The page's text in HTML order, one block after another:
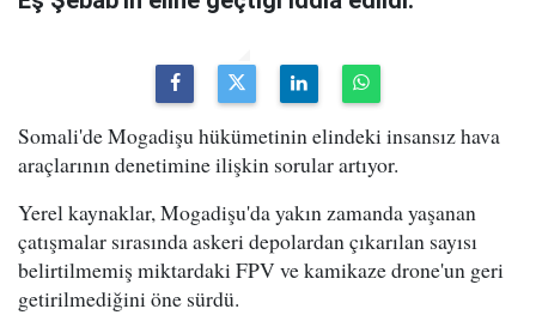
Somali'de Mogadişu hükümetinin elindeki insansız hava
araçlarının denetimine ilişkin sorular artıyor.
Yerel kaynaklar, Mogadişu'da yakın zamanda yaşanan
çatışmalar sırasında askeri depolardan çıkarılan sayısı
belirtilmemiş miktardaki FPV ve kamikaze drone'un geri
getirilmediğini öne sürdü.